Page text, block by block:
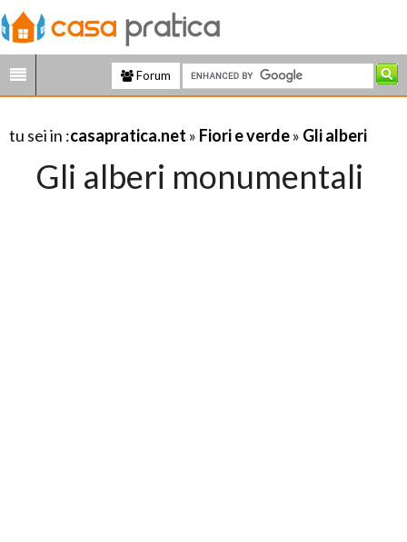
Forum
tu sei in :casapratica.net » Fiori e verde» Gli alberi
Gli alberi monumentali